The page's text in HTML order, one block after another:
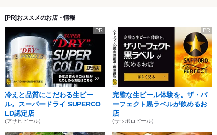
[PR]おススメのお店・情報
PR
冷えと品質にこだわる生ビー
ル。スーパードライ SUPERCO
LD認定店
(アサヒビール)
PR
完璧な生ビール体験を。ザ・パ
ーフェクト黒ラベルが飲めるお
店
(サッポロビール)